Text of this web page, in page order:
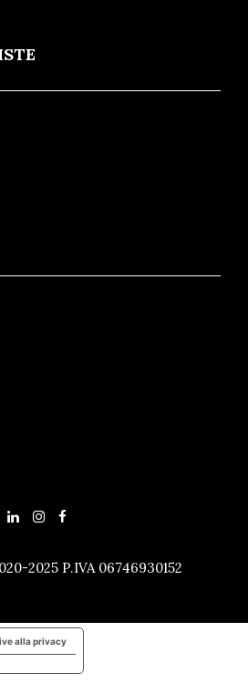
2025 P.IVA 06746930152
alla privacy